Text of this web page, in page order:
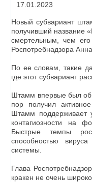
17.01.2023
Новый субвариант
получивший название
смертельным, чем
Роспотребнадзора
По ее словам, такие
где этот субвариант
Штамм впервые был
пор получил
Штамм поддерживает
контагиозности на
Быстрые темпы
способностью
системы.
Глава
кракен не очень